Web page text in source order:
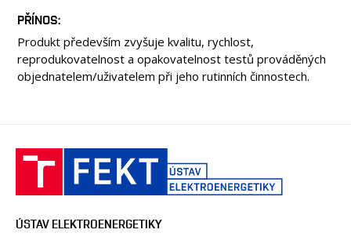
PŘÍNOS
Produkt především zvyšuje kvalitu, rychlost,
reprodukovatelnost a opakovatelnost testů prováděných
objednatelem/uživatelem při jeho rutinních činnostech.
ÚSTAV ELEKTROENERGETIKY